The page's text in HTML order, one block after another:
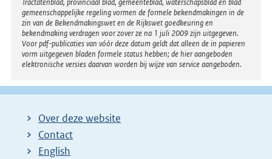
n
e
l
i
n
k
gemeenschappelijke regeling vormen de formele bekendmakingen in de
zin van de Bekendmakingswet en de Rijkswet goedkeuring en
bekendmaking verdragen voor zover ze na 1 juli 2009 zijn uitgegeven.
Voor pdf-publicaties van vóór deze datum geldt dat alleen de in papieren
vorm uitgegeven bladen formele status hebben; de hier aangeboden
elektronische versies daarvan worden bij wijze van service aangeboden.
Over deze website
Contact
English